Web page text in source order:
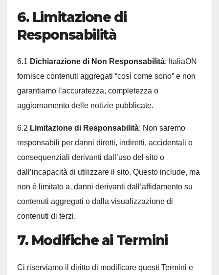
6. Limitazione di
Responsabilità
6.1 Dichiarazione di Non Responsabilità: ItaliaON
fornisce contenuti aggregati “così come sono” e non
garantiamo l’accuratezza, completezza o
aggiornamento delle notizie pubblicate.
6.2 Limitazione di Responsabilità: Non saremo
responsabili per danni diretti, indiretti, accidentali o
consequenziali derivanti dall’uso del sito o
dall’incapacità di utilizzare il sito. Questo include, ma
non è limitato a, danni derivanti dall’affidamento su
contenuti aggregati o dalla visualizzazione di
contenuti di terzi.
7. Modifiche ai Termini
Ci riserviamo il diritto di modificare questi Termini e